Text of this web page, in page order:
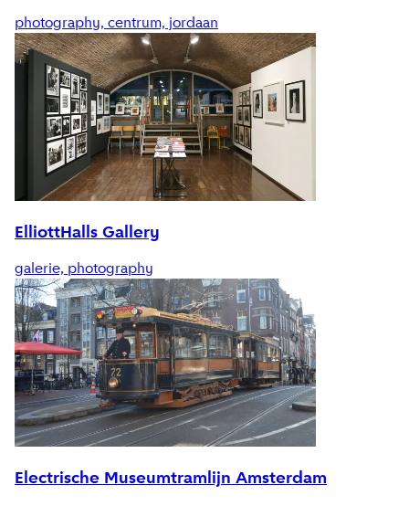
photography, centrum, jordaan
ElliottHalls Gallery
galerie, photography
Electrische Museumtramlijn Amsterdam